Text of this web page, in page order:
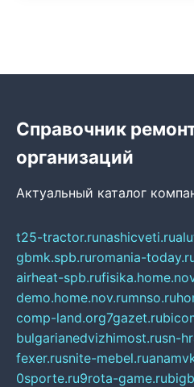
Справочник
организаций
Актуальный каталог
t25-tractor.runashicveti.ru
gbmk.spb.ruromania-
airheat-spb.ru
demo.home.nov.rumnso.ru
comp-land.org7gazet.ru
bulgarianedvizhimost.rusn-
fexer.rusnite-mebel.ru
0sporte.ru9rota-game.ru